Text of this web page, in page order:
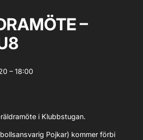
–
– 18:00
i Klubbstugan.
Pojkar) kommer förbi